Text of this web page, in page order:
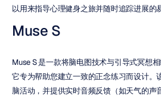
以用来指导心理健身之旅并随时追踪进展的
Muse S
Muse S 是一款将脑电图技术与引导式冥想
它专为帮助您建立一致的正念练习而设计。
脑活动，并提供实时音频反馈（如天气的声